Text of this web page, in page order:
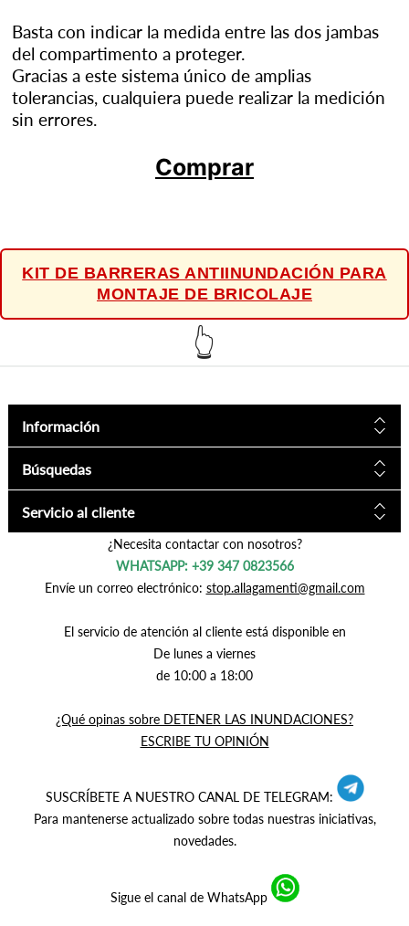
Basta con indicar la medida entre las dos jambas
del compartimento a proteger.
Gracias a este sistema único de amplias
tolerancias, cualquiera puede realizar la medición
sin errores.
Comprar
KIT DE BARRERAS ANTIINUNDACIÓN PARA
MONTAJE DE BRICOLAJE
👆
Información
Búsquedas
Servicio al cliente
¿Necesita contactar con nosotros?
WHATSAPP: +39 347 0823566
Envíe un correo electrónico: stop.allagamenti@gmail.com
El servicio de atención al cliente está disponible en
De lunes a viernes
de 10:00 a 18:00
¿Qué opinas sobre DETENER LAS INUNDACIONES?
ESCRIBE TU OPINIÓN
SUSCRÍBETE A NUESTRO CANAL DE TELEGRAM:
Para mantenerse actualizado sobre todas nuestras iniciativas,
novedades.
Sigue el canal de WhatsApp